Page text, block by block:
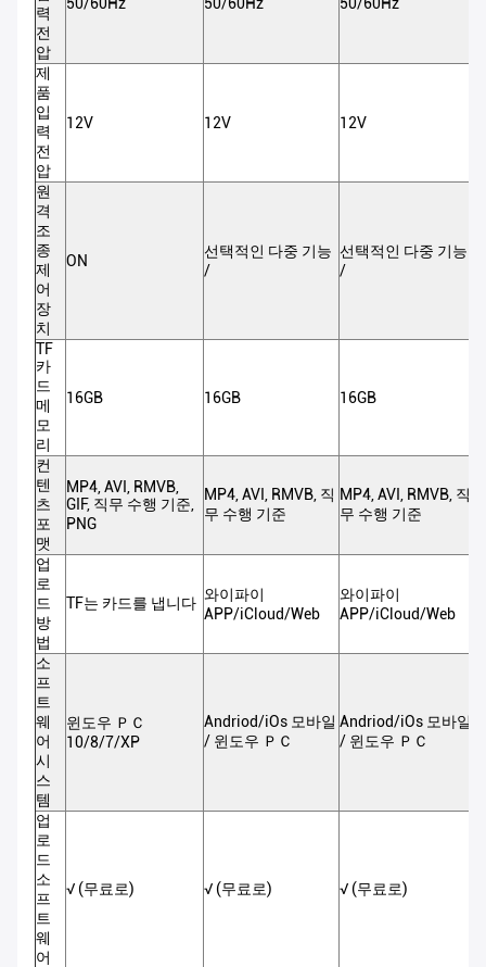
력
전
압
제
품
입
력
전
압
12V 12V 12V
원
격
조
종
제
어
장
치
ON
선택적인 다중 기능
/
선택적인 다중 기능
/
TF
카
드
메
모
리
16GB 16GB 16GB
컨
텐
츠
포
맷
MP4, AVI, RMVB,
GIF, 직무 수행 기준,
PNG
MP4, AVI, RMVB, 직
무 수행 기준
MP4, AVI, RMVB, 직
무 수행 기준
업
로
드
방
법
TF는 카드를 냅니다 와이파이
APP/iCloud/Web
와이파이
APP/iCloud/Web
소
프
트
웨
어
시
스
템
윈도우 ＰＣ
10/8/7/XP
Andriod/iOs 모바일
/ 윈도우 ＰＣ
Andriod/iOs 모바일
/ 윈도우 ＰＣ
업
로
드
소
프
트
웨
어
√ (무료로) √ (무료로) √ (무료로)